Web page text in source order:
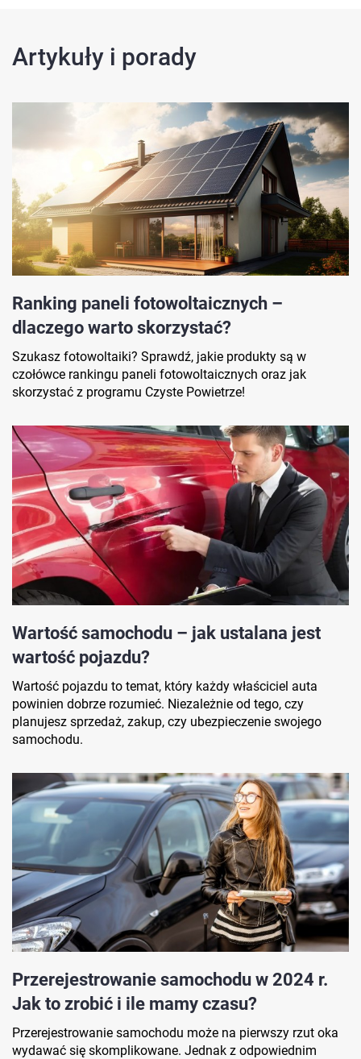
Artykuły i porady
Ranking paneli fotowoltaicznych –
dlaczego warto skorzystać?
Szukasz fotowoltaiki? Sprawdź, jakie produkty są w
czołówce rankingu paneli fotowoltaicznych oraz jak
skorzystać z programu Czyste Powietrze!
Wartość samochodu – jak ustalana jest
wartość pojazdu?
Wartość pojazdu to temat, który każdy właściciel auta
powinien dobrze rozumieć. Niezależnie od tego, czy
planujesz sprzedaż, zakup, czy ubezpieczenie swojego
samochodu.
Przerejestrowanie samochodu w 2024 r.
Jak to zrobić i ile mamy czasu?
Przerejestrowanie samochodu może na pierwszy rzut oka
wydawać się skomplikowane. Jednak z odpowiednim